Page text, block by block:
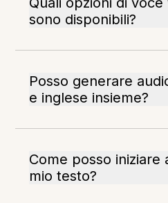
sono disponibili?
Posso generare
e inglese insieme?
Come posso iniziare
mio testo?